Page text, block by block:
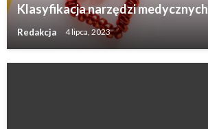
Klasyfikacja narzędzi medycznych
Redakcja 4 lipca, 2023